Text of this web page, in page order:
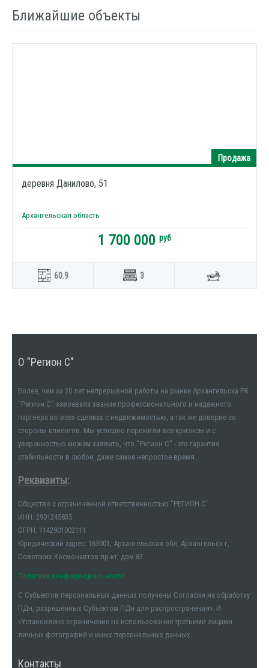
Ближайшие объекты
Продажа
деревня Данилово, 51
Архангельская область
1 700 000 руб
60.9 3
О "Регион С"
Более, чем за 20 лет непрерывной работы на рынке Архангельска РК
"Регион С" завоевала звание профессионального и надежного
партнера во всех сделках с недвижимостью, а так же доверие со
стороны клиентов. Мы успешно пережили все кризисы и с
уверенностью можем заявить, что "Регион С" - это гарантия
стабильности в любое, даже самое непростое время.
Реквизиты:
Общество с ограниченной ответственностью "РЕГИОН С"
ИНН: 2901245835
ОГРН: 1142901002111
Юридический адрес: 163001, Архангельская обл, Архангельск г,
Советских Космонавтов пр-кт, дом 82
Политика конфиденциальности
С Субъектов персональных данных получены Согласия на обработку
ПДн, разрешённых Субъектом ПДн для распространения». И
«Установлено ограничение на использование третьими лицами
личных фотографий и иных персональных данных
Контакты